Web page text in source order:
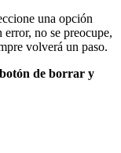
una opción
no se preocupe,
volverá un paso.
de borrar y